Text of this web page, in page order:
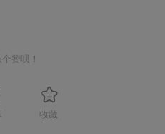
赞呗！
收藏